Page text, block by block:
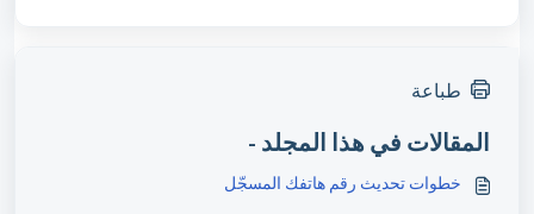
طباعة
المقالات في هذا المجلد -
خطوات تحديث رقم هاتفك المسجّل